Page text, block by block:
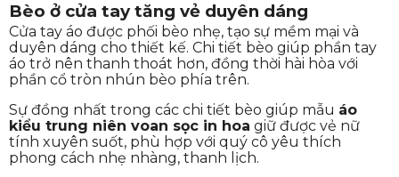
Bèo ở cửa tay tăng vẻ duyên dáng
Cửa tay áo được phối bèo nhẹ, tạo sự mềm mại và
duyên dáng cho thiết kế. Chi tiết bèo giúp phần tay
áo trở nên thanh thoát hơn, đồng thời hài hòa với
phần cổ tròn nhún bèo phía trên.
Sự đồng nhất trong các chi tiết bèo giúp mẫu áo
kiểu trung niên voan sọc in hoa giữ được vẻ nữ
tính xuyên suốt, phù hợp với quý cô yêu thích
phong cách nhẹ nhàng, thanh lịch.